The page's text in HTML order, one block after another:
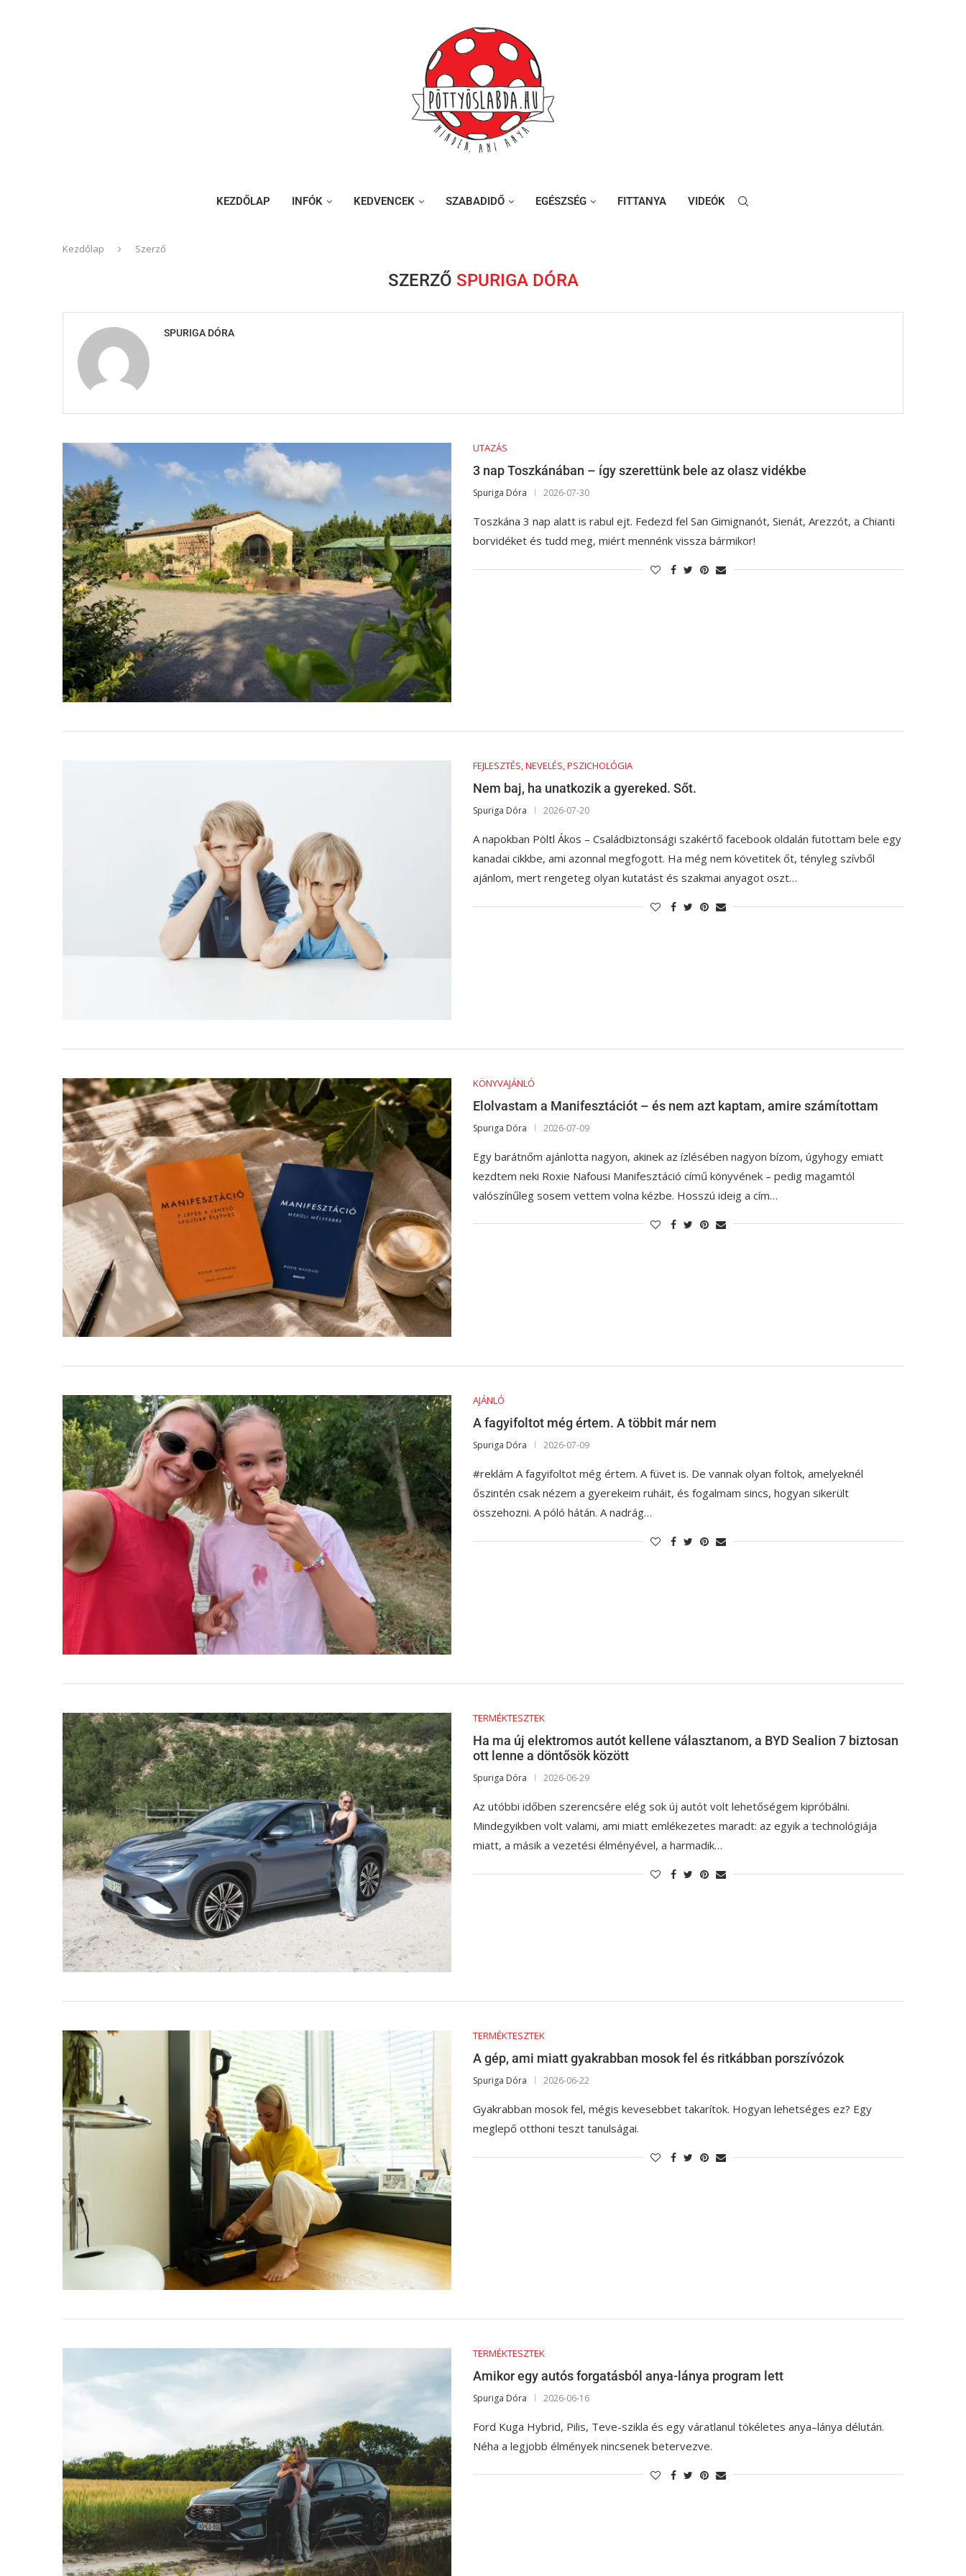
KEZDŐLAP INFÓK KEDVENCEK SZABADIDŐ EGÉSZSÉG FITTANYA VIDEÓK
Kezdőlap Szerző
SZERZŐ SPURIGA DÓRA
SPURIGA DÓRA
UTAZÁS
3 nap Toszkánában – így szerettünk bele az olasz vidékbe
Spuriga Dóra 2026-07-30
Toszkána 3 nap alatt is rabul ejt. Fedezd fel San Gimignanót, Sienát, Arezzót, a Chianti
borvidéket és tudd meg, miért mennénk vissza bármikor!
FEJLESZTÉS, NEVELÉS, PSZICHOLÓGIA
Nem baj, ha unatkozik a gyereked. Sőt.
Spuriga Dóra 2026-07-20
A napokban Pöltl Ákos – Családbiztonsági szakértő facebook oldalán futottam bele egy
kanadai cikkbe, ami azonnal megfogott. Ha még nem követitek őt, tényleg szívből
ajánlom, mert rengeteg olyan kutatást és szakmai anyagot oszt…
KÖNYVAJÁNLÓ
Elolvastam a Manifesztációt – és nem azt kaptam, amire számítottam
Spuriga Dóra 2026-07-09
Egy barátnőm ajánlotta nagyon, akinek az ízlésében nagyon bízom, úgyhogy emiatt
kezdtem neki Roxie Nafousi Manifesztáció című könyvének – pedig magamtól
valószínűleg sosem vettem volna kézbe. Hosszú ideig a cím…
AJÁNLÓ
A fagyifoltot még értem. A többit már nem
Spuriga Dóra 2026-07-09
#reklám A fagyifoltot még értem. A füvet is. De vannak olyan foltok, amelyeknél
őszintén csak nézem a gyerekeim ruháit, és fogalmam sincs, hogyan sikerült
összehozni. A póló hátán. A nadrág…
TERMÉKTESZTEK
Ha ma új elektromos autót kellene választanom, a BYD Sealion 7 biztosan
ott lenne a döntősök között
Spuriga Dóra 2026-06-29
Az utóbbi időben szerencsére elég sok új autót volt lehetőségem kipróbálni.
Mindegyikben volt valami, ami miatt emlékezetes maradt: az egyik a technológiája
miatt, a másik a vezetési élményével, a harmadik…
TERMÉKTESZTEK
A gép, ami miatt gyakrabban mosok fel és ritkábban porszívózok
Spuriga Dóra 2026-06-22
Gyakrabban mosok fel, mégis kevesebbet takarítok. Hogyan lehetséges ez? Egy
meglepő otthoni teszt tanulságai.
TERMÉKTESZTEK
Amikor egy autós forgatásból anya-lánya program lett
Spuriga Dóra 2026-06-16
Ford Kuga Hybrid, Pilis, Teve-szikla és egy váratlanul tökéletes anya–lánya délután.
Néha a legjobb élmények nincsenek betervezve.